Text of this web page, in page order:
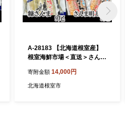
A-28183 【北海道根室産】
根室海鮮市場＜直送＞さんま
3P
寄附金額 14,000円
北海道根室市